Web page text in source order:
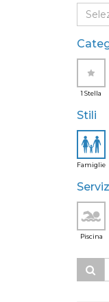
1 Stella
Stili
Famiglie
Piscina